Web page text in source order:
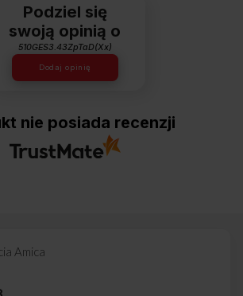
Podziel się
swoją opinią o
510GES3.43ZpTaD(Xx)
Dodaj opinię
nie posiada recenzji
Amica